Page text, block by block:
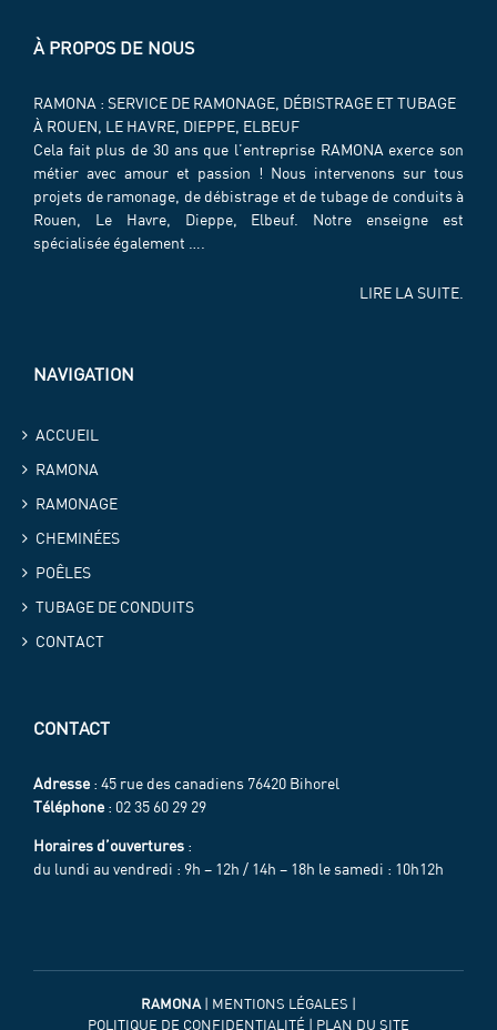
À PROPOS DE NOUS
RAMONA : SERVICE DE RAMONAGE, DÉBISTRAGE ET TUBAGE
À ROUEN, LE HAVRE, DIEPPE, ELBEUF
Cela fait plus de 30 ans que l’entreprise RAMONA exerce son
métier avec amour et passion ! Nous intervenons sur tous
projets de ramonage, de débistrage et de tubage de conduits à
Rouen, Le Havre, Dieppe, Elbeuf. Notre enseigne est
spécialisée également ….
LIRE LA SUITE.
NAVIGATION
ACCUEIL
RAMONA
RAMONAGE
CHEMINÉES
POÊLES
TUBAGE DE CONDUITS
CONTACT
CONTACT
Adresse : 45 rue des canadiens 76420 Bihorel
Téléphone : 02 35 60 29 29
Horaires d’ouvertures :
du lundi au vendredi : 9h – 12h / 14h – 18h le samedi : 10h12h
RAMONA | MENTIONS LÉGALES |
POLITIQUE DE CONFIDENTIALITÉ | PLAN DU SITE